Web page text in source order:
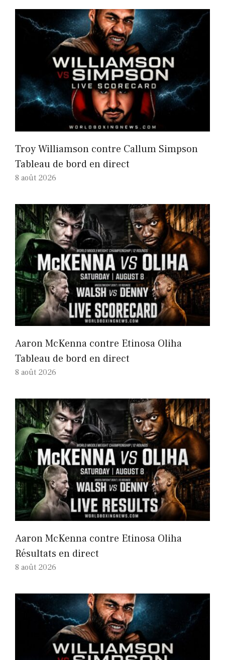
Troy Williamson contre Callum Simpson
Tableau de bord en direct
8 août 2026
Aaron McKenna contre Etinosa Oliha
Tableau de bord en direct
8 août 2026
Aaron McKenna contre Etinosa Oliha
Résultats en direct
8 août 2026